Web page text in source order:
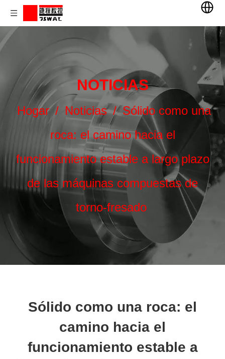
NOTICIAS
Hogar / Noticias / Sólido como una
roca: el camino hacia el
funcionamiento estable a largo plazo
de las máquinas compuestas de
torno-fresado
Sólido como una roca: el
camino hacia el
funcionamiento estable a